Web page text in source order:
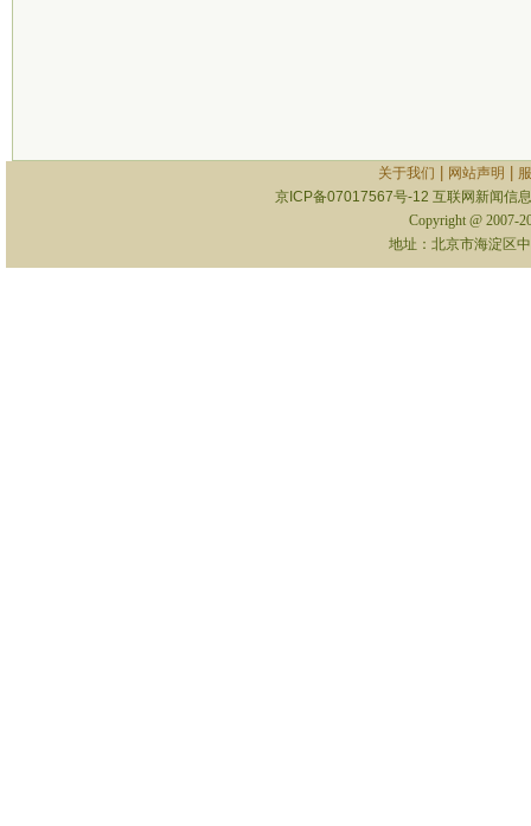
关于我们 网站声明
京ICP备07017567号-12 互联网新闻信
Copyright @ 2007-
地址：北京市海淀区